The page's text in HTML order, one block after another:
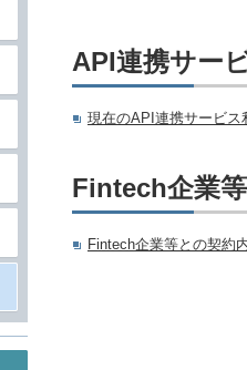
API連携サー
現在のAPI連携サービス
Fintech企業
Fintech企業等との契約